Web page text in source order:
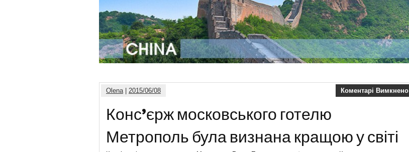
Olena| 2015/06/08 Коментарі Вимкнено
Конс’єрж московського готелю
Метрополь була визнана кращою у світі